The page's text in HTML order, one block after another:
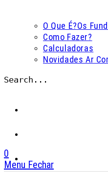
O Que É?Os
Como Fazer?
Calculadoras
Novidades Ar
Search...
0
Menu Fechar